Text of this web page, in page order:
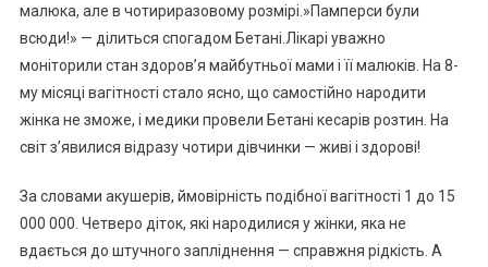
малюка, але в чотириразовому розмірі.»Памперси були
всюди!» — ділиться спогадом Бетані.Лікарі уважно
моніторили стан здоров’я майбутньої мами і її малюків. На 8-
му місяці вагітності стало ясно, що самостійно народити
жінка не зможе, і медики провели Бетані кесарів розтин. На
світ з’явилися відразу чотири дівчинки — живі і здорові!
За словами акушерів, ймовірність подібної вагітності 1 до 15
000 000. Четверо діток, які народилися у жінки, яка не
вдається до штучного запліднення — справжня рідкість. А